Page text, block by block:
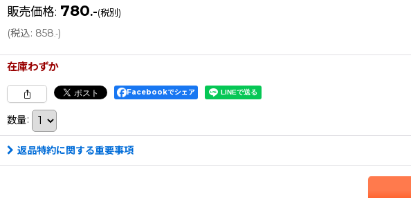
販売価格: 780.-(税別)
(税込: 858.-)
在庫わずか
Facebookでシェア
数量:
返品特約に関する重要事項